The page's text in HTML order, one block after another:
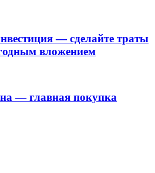
— сделайте траты
вложением
— главная покупка